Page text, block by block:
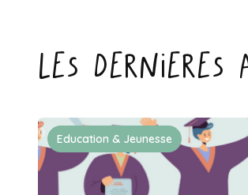
Les
Education & Jeunesse